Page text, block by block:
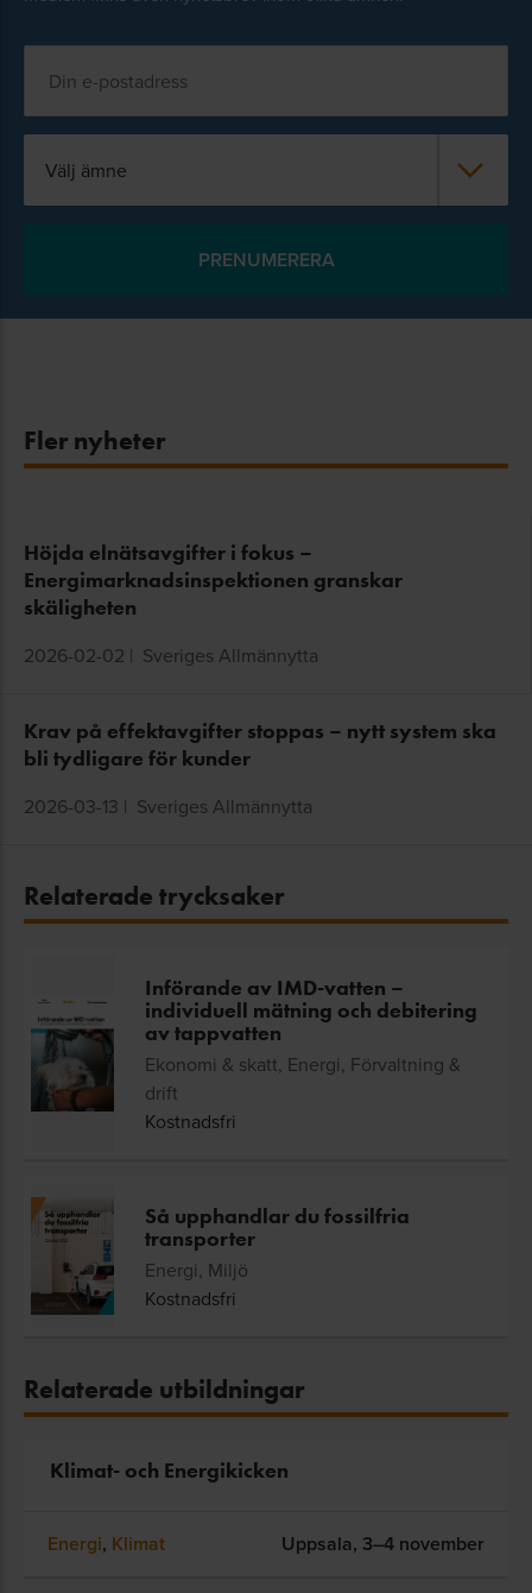
Välj ämne
Fler nyheter
Höjda elnätsavgifter i fokus –
Energimarknadsinspektionen granskar
skäligheten
2026-02-02 | Sveriges Allmännytta
Krav på effektavgifter stoppas – nytt system ska
bli tydligare för kunder
2026-03-13 | Sveriges Allmännytta
Relaterade trycksaker
Införande av IMD-vatten –
individuell mätning och debitering
av tappvatten
Ekonomi & skatt, Energi, Förvaltning &
drift
Kostnadsfri
Så upphandlar du fossilfria
transporter
Energi, Miljö
Kostnadsfri
Relaterade utbildningar
Klimat- och Energikicken
Energi, Klimat Uppsala, 3–4 november